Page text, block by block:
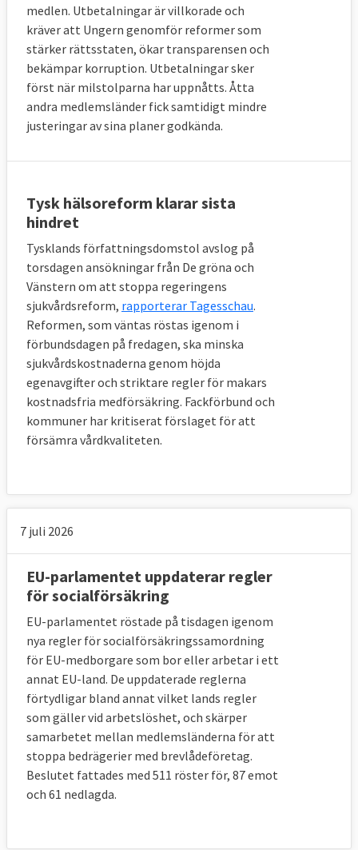
medlen. Utbetalningar är villkorade och
kräver att Ungern genomför reformer som
stärker rättsstaten, ökar transparensen och
bekämpar korruption. Utbetalningar sker
först när milstolparna har uppnåtts. Åtta
andra medlemsländer fick samtidigt mindre
justeringar av sina planer godkända.
Tysk hälsoreform klarar sista
hindret
Tysklands författningsdomstol avslog på
torsdagen ansökningar från De gröna och
Vänstern om att stoppa regeringens
sjukvårdsreform, rapporterar Tagesschau.
Reformen, som väntas röstas igenom i
förbundsdagen på fredagen, ska minska
sjukvårdskostnaderna genom höjda
egenavgifter och striktare regler för makars
kostnadsfria medförsäkring. Fackförbund och
kommuner har kritiserat förslaget för att
försämra vårdkvaliteten.
7 juli 2026
EU-parlamentet uppdaterar regler
för socialförsäkring
EU-parlamentet röstade på tisdagen igenom
nya regler för socialförsäkringssamordning
för EU-medborgare som bor eller arbetar i ett
annat EU-land. De uppdaterade reglerna
förtydligar bland annat vilket lands regler
som gäller vid arbetslöshet, och skärper
samarbetet mellan medlemsländerna för att
stoppa bedrägerier med brevlådeföretag.
Beslutet fattades med 511 röster för, 87 emot
och 61 nedlagda.